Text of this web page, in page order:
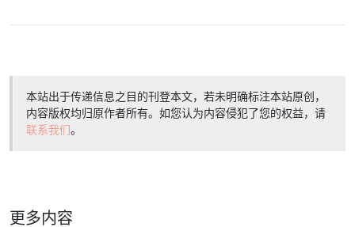
本站出于传递信息之目的刊登本文，若未明确标注本站原创，
内容版权均归原作者所有。如您认为内容侵犯了您的权益，请
联系我们。
更多内容